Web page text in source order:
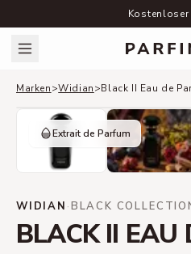
Kostenloser
Marken>Widian>Black II Eau de
Extrait de Parfum
WIDIAN ·BLACK
BLACK II EAU